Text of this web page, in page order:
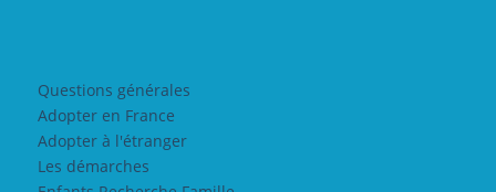
Questions générales
Adopter en France
Adopter à l'étranger
Les démarches